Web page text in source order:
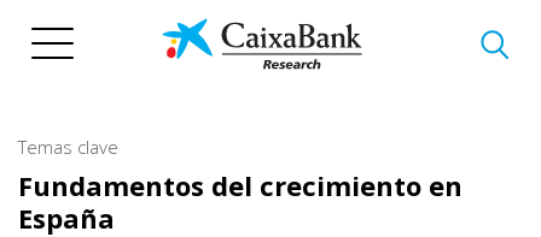
Temas clave
Fundamentos del crecimiento en
España